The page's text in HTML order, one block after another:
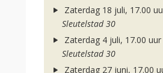
Zaterdag 18 juli, 17.00
Sleutelstad 30
Zaterdag 4 juli, 17.00 uur
Sleutelstad 30
Zaterdag 27 juni, 17.00